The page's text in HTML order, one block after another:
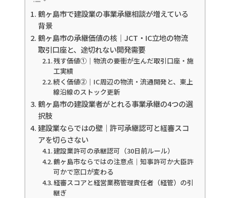
鶴ヶ島市で建設業の事業承継相談が増えている
背景
鶴ヶ島市の承継価値の核｜JCT・IC立地の物流
取引口座と、途切れない開発需要
残す価値①｜物流の要衝が生んだ取引口座・施
工実績
続く価値②｜IC周辺の物流・流通開発と、東上
線沿線のストック更新
鶴ヶ島市の建設業者がとれる事業承継の4つの選
択肢
建設業ならではの壁｜許可承継認可と経審スコ
アを切らさない
建設業許可の承継認可（30日前ルール）
鶴ヶ島市ならではの注意点｜知事許可か大臣許
可かで窓口が変わる
経審スコアと経営業務管理責任者（経管）の引
継ぎ